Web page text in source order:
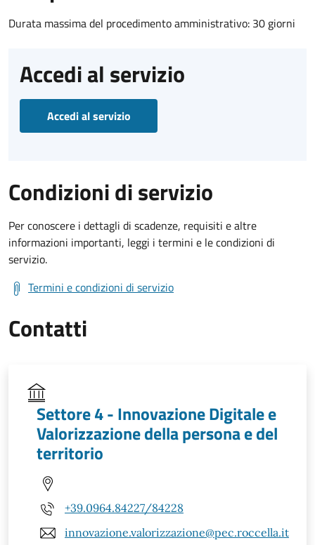
Durata massima del procedimento amministrativo: 30 giorni
Accedi al servizio
Accedi al servizio
Condizioni di servizio
Per conoscere i dettagli di scadenze, requisiti e altre
informazioni importanti, leggi i termini e le condizioni di
servizio.
Termini e condizioni di servizio
Contatti
Settore 4 - Innovazione Digitale e
Valorizzazione della persona e del
territorio
+39.0964.84227/84228
innovazione.valorizzazione@pec.roccella.it